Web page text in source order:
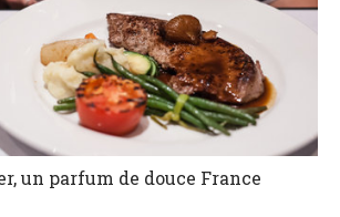
un parfum de douce France